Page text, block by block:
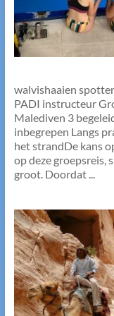
walvishaaien
PADI instructeur
Malediven 3
inbegrepen Langs
het strandDe kans
op deze groepsreis,
groot. Doordat ...